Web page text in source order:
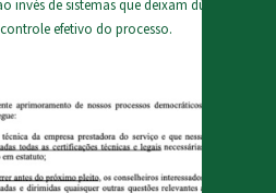
invés de sistemas que deixam dúvidas
efetivo do processo.